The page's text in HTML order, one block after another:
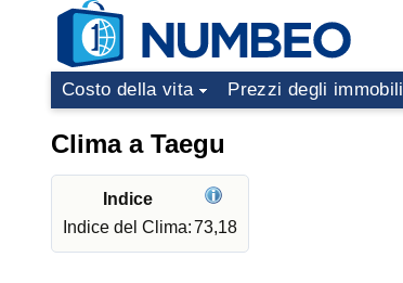
Costo della vita Prezzi degli immobili
Clima a Taegu
Indice
Indice del Clima:73,18